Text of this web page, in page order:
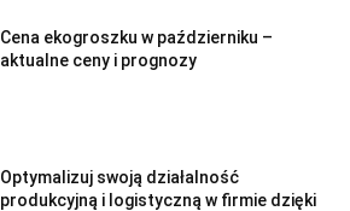
Cena ekogroszku w październiku –
aktualne ceny i prognozy
Optymalizuj swoją działalność
produkcyjną i logistyczną w firmie dzięki